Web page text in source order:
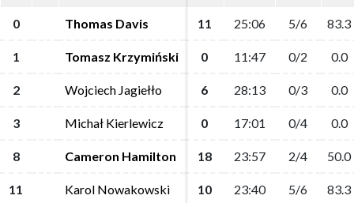
0 Thomas Davis 11 25:06 5/6 83.3
1 Tomasz Krzymiński 0 11:47 0/2 0.0
2 Wojciech Jagiełło 6 28:13 0/3 0.0
3 Michał Kierlewicz 0 17:01 0/4 0.0
8 Cameron Hamilton 18 23:57 2/4 50.0
11 Karol Nowakowski 10 23:40 5/6 83.3
0 Thomas Davis 11 25:06 5/6 83.3
1 Tomasz Krzymiński 0 11:47 0/2 0.0
2 Wojciech Jagiełło 6 28:13 0/3 0.0
3 Michał Kierlewicz 0 17:01 0/4 0.0
8 Cameron Hamilton 18 23:57 2/4 50.0
11 Karol Nowakowski 10 23:40 5/6 83.3